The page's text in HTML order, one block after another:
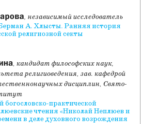
, независимый исследователь
А. Хлысты. Ранняя история
религиозной секты
, кандидат философских наук,
религиоведения, зав. кафедрой
дисциплин, Свято-
богословско-практической
чтения «Николай Неплюев и
в деле духовного возрождения